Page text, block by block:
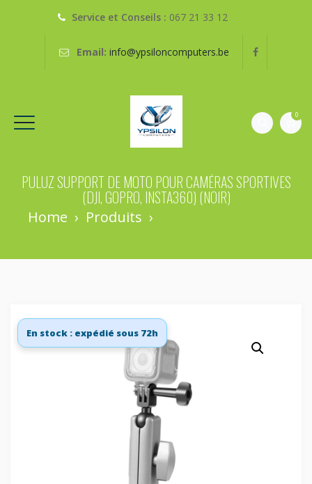
Service et Conseils : 067 21 33 12
Email: info@ypsiloncomputers.be
0
PULUZ SUPPORT DE MOTO POUR CAMÉRAS SPORTIVES
(DJI, GOPRO, INSTA360) (NOIR)
Home › Produits ›
En stock : expédié sous 72h